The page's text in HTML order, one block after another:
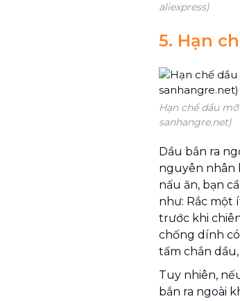
aliexpress)
5. Hạn
Hạn chế dầu
sanhangre.net)
Dầu bắn ra
nguyên nhân
nấu ăn, bạn
như: Rắc một
trước khi
chống dính có
tấm chắn dầu,
Tuy nhiên,
bắn ra ngoài